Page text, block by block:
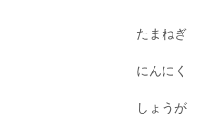
たまねぎ
にんにく
しょうが